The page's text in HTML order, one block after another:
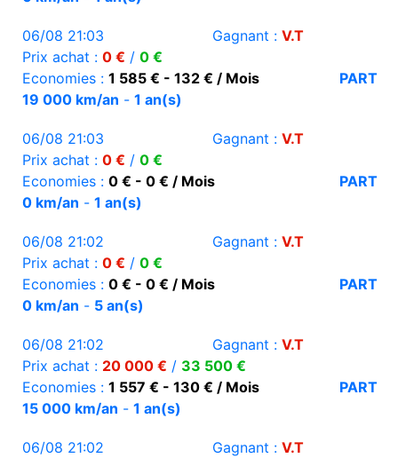
06/08 21:03 Gagnant : V.T
Prix achat : 0 € / 0 €
Economies : 1 585 € - 132 € / Mois
PART
19 000 km/an - 1 an(s)
06/08 21:03 Gagnant : V.T
Prix achat : 0 € / 0 €
Economies : 0 € - 0 € / Mois
PART
0 km/an - 1 an(s)
06/08 21:02 Gagnant : V.T
Prix achat : 0 € / 0 €
Economies : 0 € - 0 € / Mois
PART
0 km/an - 5 an(s)
06/08 21:02 Gagnant : V.T
Prix achat : 20 000 € / 33 500 €
Economies : 1 557 € - 130 € / Mois
PART
15 000 km/an - 1 an(s)
06/08 21:02 Gagnant : V.T